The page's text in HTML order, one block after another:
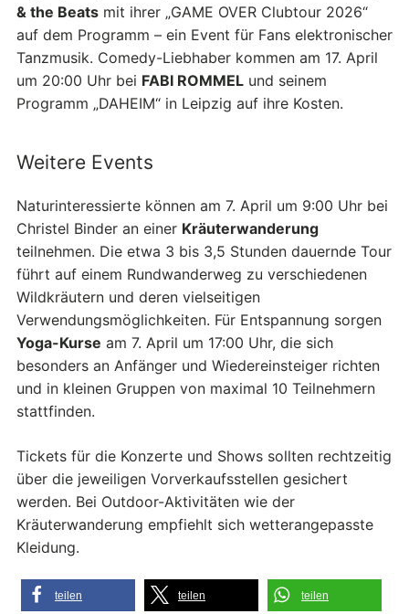
& the Beats mit ihrer „GAME OVER Clubtour 2026“
auf dem Programm – ein Event für Fans elektronischer
Tanzmusik. Comedy-Liebhaber kommen am 17. April
um 20:00 Uhr bei FABI ROMMEL und seinem
Programm „DAHEIM“ in Leipzig auf ihre Kosten.
Weitere Events
Naturinteressierte können am 7. April um 9:00 Uhr bei
Christel Binder an einer Kräuterwanderung
teilnehmen. Die etwa 3 bis 3,5 Stunden dauernde Tour
führt auf einem Rundwanderweg zu verschiedenen
Wildkräutern und deren vielseitigen
Verwendungsmöglichkeiten. Für Entspannung sorgen
Yoga-Kurse am 7. April um 17:00 Uhr, die sich
besonders an Anfänger und Wiedereinsteiger richten
und in kleinen Gruppen von maximal 10 Teilnehmern
stattfinden.
Tickets für die Konzerte und Shows sollten rechtzeitig
über die jeweiligen Vorverkaufsstellen gesichert
werden. Bei Outdoor-Aktivitäten wie der
Kräuterwanderung empfiehlt sich wetterangepasste
Kleidung.
teilen teilen teilen